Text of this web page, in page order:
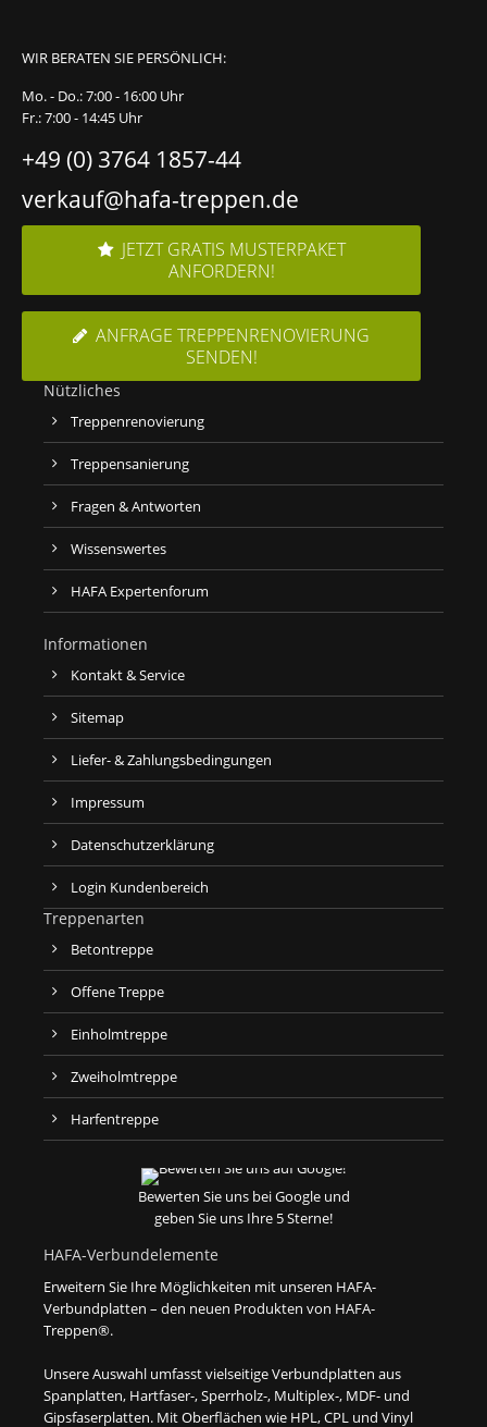
WIR BERATEN SIE PERSÖNLICH:
Mo. - Do.: 7:00 - 16:00 Uhr
Fr.: 7:00 - 14:45 Uhr
+49 (0) 3764 1857-44
verkauf@hafa-treppen.de
JETZT GRATIS MUSTERPAKET
ANFORDERN!
ANFRAGE TREPPENRENOVIERUNG
SENDEN!
Nützliches
Treppenrenovierung
Treppensanierung
Fragen & Antworten
Wissenswertes
HAFA Expertenforum
Informationen
Kontakt & Service
Sitemap
Liefer- & Zahlungsbedingungen
Impressum
Datenschutzerklärung
Login Kundenbereich
Treppenarten
Betontreppe
Offene Treppe
Einholmtreppe
Zweiholmtreppe
Harfentreppe
Bewerten Sie uns bei Google und
geben Sie uns Ihre 5 Sterne!
HAFA-Verbundelemente
Erweitern Sie Ihre Möglichkeiten mit unseren HAFA-
Verbundplatten – den neuen Produkten von HAFA-
Treppen®.
Unsere Auswahl umfasst vielseitige Verbundplatten aus
Spanplatten, Hartfaser-, Sperrholz-, Multiplex-, MDF- und
Gipsfaserplatten. Mit Oberflächen wie HPL, CPL und Vinyl